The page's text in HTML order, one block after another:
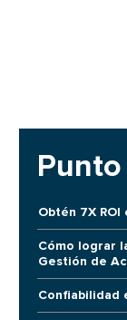
Obtén 7X
Cómo lograr
Gestión de
Confiabilidad